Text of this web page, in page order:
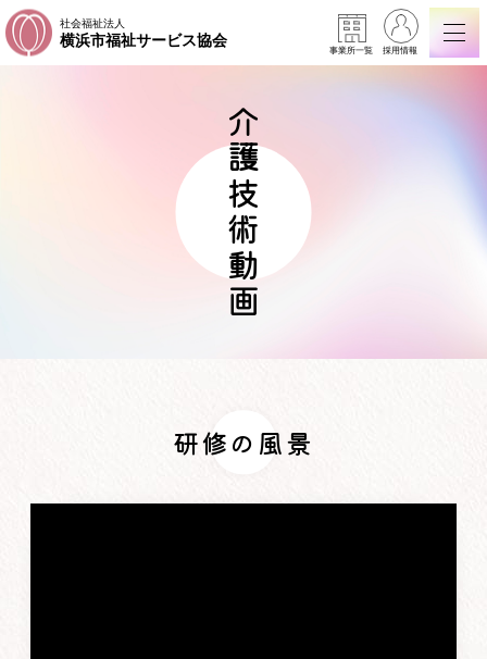
社会福祉法人
横浜市福祉サービス協会
事業所一覧 採用情報
介護技術動画
研修の風景